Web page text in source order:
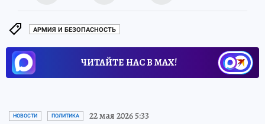
АРМИЯ И БЕЗОПАСНОСТЬ
ЧИТАЙТЕ НАС В МАХ!
НОВОСТИ ПОЛИТИКА 22 мая 2026 5:33